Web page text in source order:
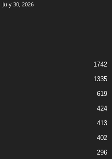
July 30, 2026
1742
1335
619
424
413
402
296